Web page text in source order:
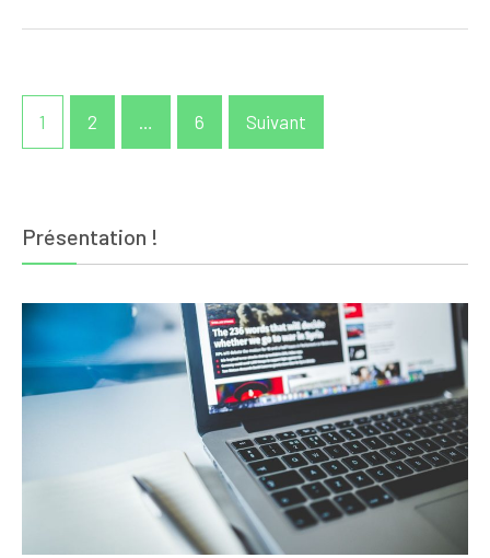
Pagination
des1 2 … 6 Suivant
Présentation !